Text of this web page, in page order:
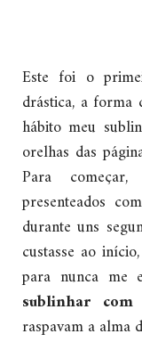
Este foi o
drástica, a
hábito meu
orelhas das
Para
presenteados
durante uns
custasse ao
para nunca me
sublinhar
raspavam a alma